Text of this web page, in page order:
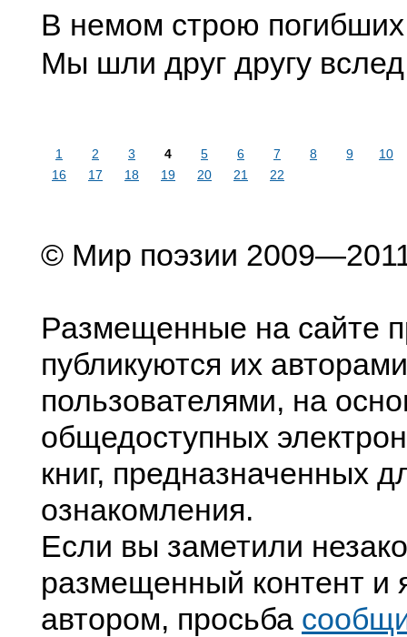
В немом строю
Мы шли друг другу
1 2 3 4 5 6 7 8 9
10
16
17 18 19 20 21 22
© Мир поэзии
Размещенные на сайте
публикуются их
пользователями, на
общедоступных
книг, предназначенных
ознакомления.
Если вы заметили
размещенный контент и
автором, просьба